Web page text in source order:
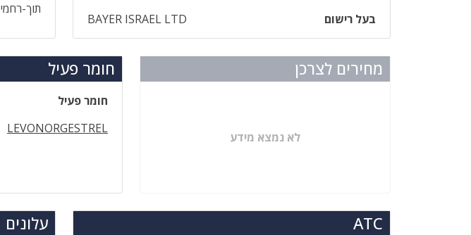
בעל רישום
BAYER ISRAEL LTD
תוך-רחמי
מחירים לצרכן
לא נמצא מידע
חומר פעיל
חומר פעיל
LEVONORGESTREL
ATC עלונים